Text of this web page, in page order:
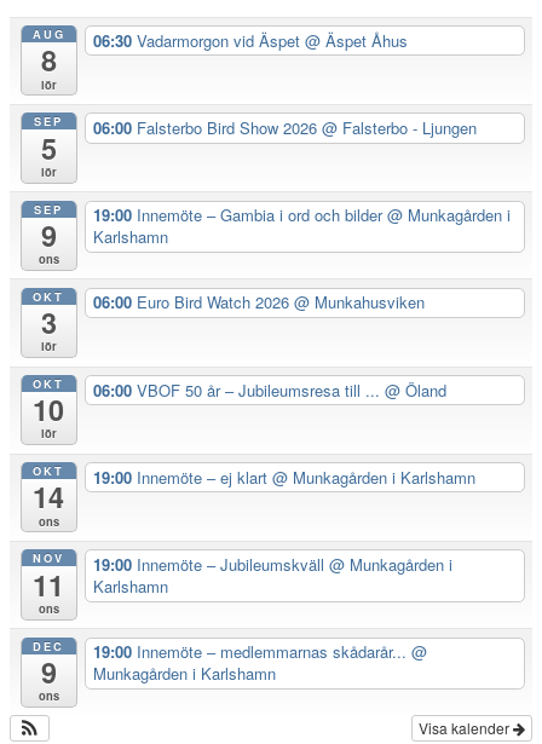
AUG
8
lör
06:30 Vadarmorgon vid Äspet @ Äspet Åhus
SEP
5
lör
06:00 Falsterbo Bird Show 2026 @ Falsterbo - Ljungen
SEP
9
ons
19:00 Innemöte – Gambia i ord och bilder@ Munkagården i
Karlshamn
OKT
3
lör
06:00 Euro Bird Watch 2026 @ Munkahusviken
OKT
10
lör
06:00 VBOF 50 år – Jubileumsresa till ... @ Öland
OKT
14
ons
19:00 Innemöte – ej klart @ Munkagården i Karlshamn
NOV
11
ons
19:00 Innemöte – Jubileumskväll @ Munkagården i
Karlshamn
DEC
9
ons
19:00 Innemöte – medlemmarnas skådarår... @
Munkagården i Karlshamn
Visa kalender